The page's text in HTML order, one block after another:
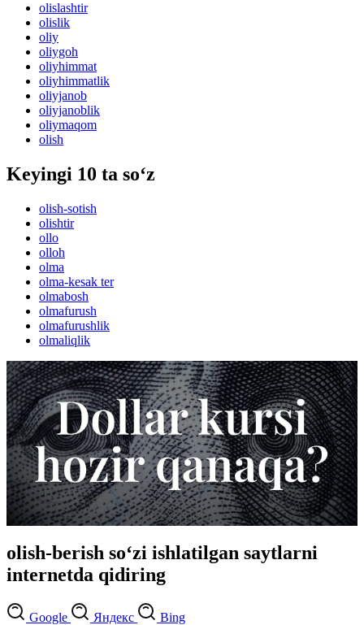
olislashtir
olislik
oliy
oliygoh
oliyhimmat
oliyhimmatlik
oliyjanob
oliyjanoblik
oliymaqom
olish
Keyingi 10 ta so‘z
olish-sotish
olishtir
ollo
olloh
olma
olma-kesak ter
olmabosh
olmafurush
olmafurushlik
olmaliqlik
olish-berish so‘zi ishlatilgan saytlarni
internetda qidiring
Google Яндекс Bing